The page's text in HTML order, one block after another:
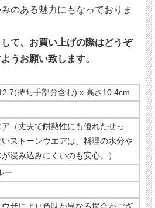
のある魅力にもなっておりま
て、お買い上げの際はどうぞ
うお願い致します。
持ち手部分含む) x 高さ10.4cm
（丈夫で耐熱性にも優れたせっ
ストーンウエアは、料理の水分や
浸み込みにくいのも安心。）
ー